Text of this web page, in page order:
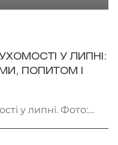
У ЛИПНІ:
ПОПИТОМ І
у липні. Фото: